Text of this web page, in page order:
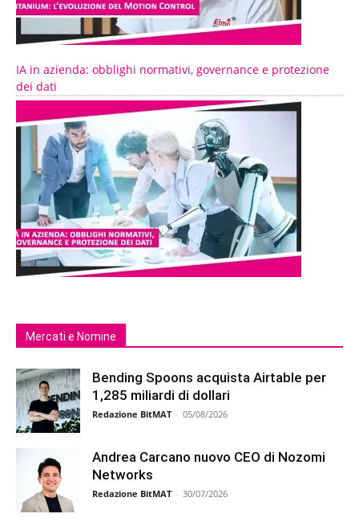
IA in azienda: obblighi normativi, governance e protezione
dei dati
Mercati e Nomine
Bending Spoons acquista Airtable per
1,285 miliardi di dollari
Redazione BitMAT - 05/08/2026
Andrea Carcano nuovo CEO di Nozomi
Networks
Redazione BitMAT - 30/07/2026